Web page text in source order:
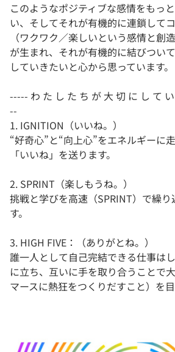
このようなポジティブな感情をもっ
い、そしてそれが有機的に連鎖して
（ワクワク／楽しいという感情と創
が生まれ、それが有機的に結びつい
していきたいと心から思っています。
----- わ た し た ち が 大 切 に し て
--
1. IGNITION（いいね。）
“好奇心”と“向上心”をエネルギーに
「いいね」を送ります。
2. SPRINT（楽しもうね。）
挑戦と学びを高速（SPRINT）で繰
す。
3. HIGH FIVE：（ありがとね。）
誰一人として自己完結できる仕事は
に立ち、互いに手を取り合うことで
マースに熱狂をつくりだすこと）を目